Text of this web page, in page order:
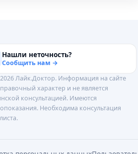
Нашли неточность?
Сообщить нам →
Лайк.Доктор. Информация на сайте
характер и не является
консультацией. Имеются
Необходима консультация